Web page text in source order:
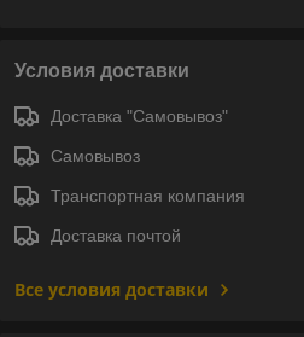
Условия доставки
Доставка "Самовывоз"
Самовывоз
Транспортная компания
Доставка почтой
Все условия доставки